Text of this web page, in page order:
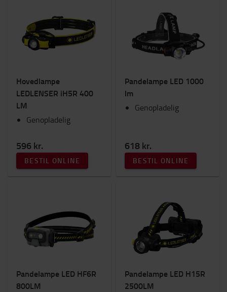
Hovedlampe
LEDLENSER iH5R 400
LM
Genopladelig
596 kr.
BESTIL ONLINE
Pandelampe LED 1000
lm
Genopladelig
618 kr.
BESTIL ONLINE
Pandelampe LED HF6R
800LM
Pandelampe LED H15R
2500LM